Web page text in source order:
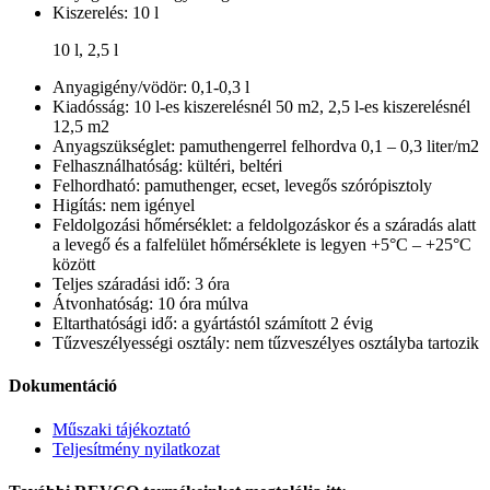
Kiszerelés: 10 l
10 l, 2,5 l
Anyagigény/vödör: 0,1-0,3 l
Kiadósság: 10 l-es kiszerelésnél 50 m2, 2,5 l-es kiszerelésnél
12,5 m2
Anyagszükséglet: pamuthengerrel felhordva 0,1 – 0,3 liter/m2
Felhasználhatóság: kültéri, beltéri
Felhordható: pamuthenger, ecset, levegős szórópisztoly
Higítás: nem igényel
Feldolgozási hőmérséklet: a feldolgozáskor és a száradás alatt
a levegő és a falfelület hőmérséklete is legyen +5°C – +25°C
között
Teljes száradási idő: 3 óra
Átvonhatóság: 10 óra múlva
Eltarthatósági idő: a gyártástól számított 2 évig
Tűzveszélyességi osztály: nem tűzveszélyes osztályba tartozik
Dokumentáció
Műszaki tájékoztató
Teljesítmény nyilatkozat